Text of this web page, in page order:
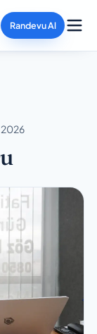
Randevu Al
2026